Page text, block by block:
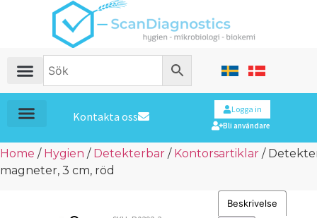
Kontakta oss
Logga in
Bli användare
Home / Hygien / Detekterbar / Kontorsartiklar /
magneter, 3 cm, röd
Beskrivelse